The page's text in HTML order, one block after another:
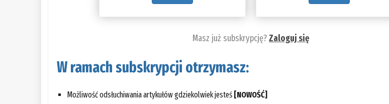
Masz już subskrypcję?Zaloguj się
W ramach subskrypcji otrzymasz:
Możliwość odsłuchiwania artykułów gdziekolwiek jesteś [NOWOŚĆ]